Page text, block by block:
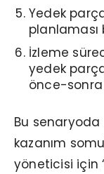
Yedek
İzleme
yedek
önce-sonra
Bu
kazanım
yöneticisi için